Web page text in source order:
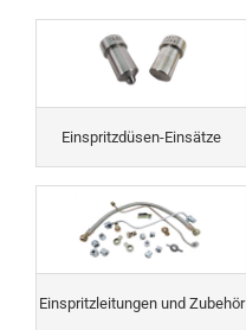
Einspritzdüsen-Einsätze
Einspritzleitungen und Zubehör